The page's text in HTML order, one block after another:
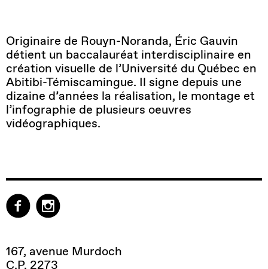
Originaire de Rouyn-Noranda, Éric Gauvin
détient un baccalauréat interdisciplinaire en
création visuelle de l’Université du Québec en
Abitibi-Témiscamingue. Il signe depuis une
dizaine d’années la réalisation, le montage et
l’infographie de plusieurs oeuvres
vidéographiques.
167, avenue Murdoch
C.P. 2273